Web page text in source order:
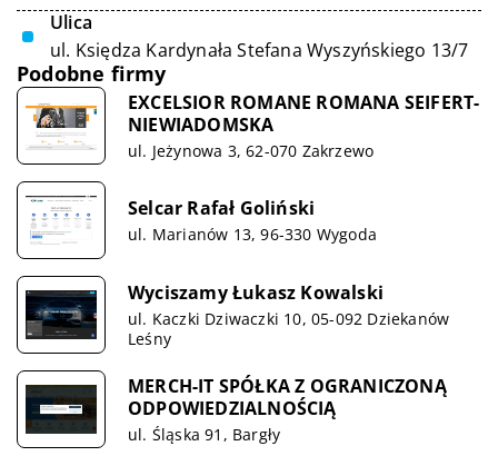
Ulica
ul. Księdza Kardynała Stefana Wyszyńskiego 13/7
Podobne firmy
EXCELSIOR ROMANE ROMANA SEIFERT-
NIEWIADOMSKA
ul. Jeżynowa 3, 62-070 Zakrzewo
Selcar Rafał Goliński
ul. Marianów 13, 96-330 Wygoda
Wyciszamy Łukasz Kowalski
ul. Kaczki Dziwaczki 10, 05-092 Dziekanów
Leśny
MERCH-IT SPÓŁKA Z OGRANICZONĄ
ODPOWIEDZIALNOŚCIĄ
ul. Śląska 91, Bargły